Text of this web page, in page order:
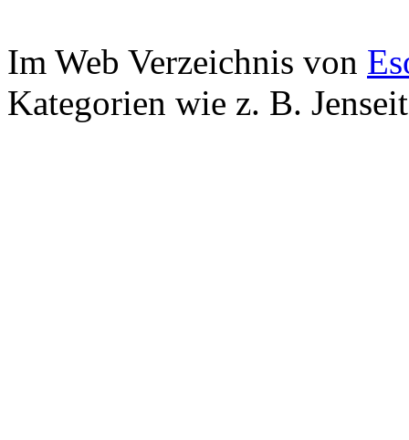
Im Web Verzeichnis von
Kategorien wie z. B.